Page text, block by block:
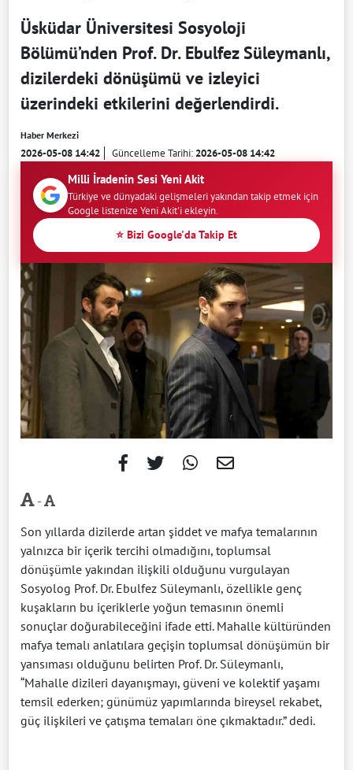
Üsküdar Üniversitesi Sosyoloji
Bölümü’nden Prof. Dr. Ebulfez Süleymanlı,
dizilerdeki dönüşümü ve izleyici
üzerindeki etkilerini değerlendirdi.
Haber Merkezi
2026-05-08 14:42 Güncelleme Tarihi:2026-05-08 14:42
Milli İradenin Sesi Yeni Akit
Türkiye ve dünyadaki gelişmeleri yakından takip etmek için
Google listenize Yeni Akit'i ekleyin.
⭐ Bizi Google'da Takip Et
-
Son yıllarda dizilerde artan şiddet ve mafya temalarının
yalnızca bir içerik tercihi olmadığını, toplumsal
dönüşümle yakından ilişkili olduğunu vurgulayan
Sosyolog Prof. Dr. Ebulfez Süleymanlı, özellikle genç
kuşakların bu içeriklerle yoğun temasının önemli
sonuçlar doğurabileceğini ifade etti. Mahalle kültüründen
mafya temalı anlatılara geçişin toplumsal dönüşümün bir
yansıması olduğunu belirten Prof. Dr. Süleymanlı,
“Mahalle dizileri dayanışmayı, güveni ve kolektif yaşamı
temsil ederken; günümüz yapımlarında bireysel rekabet,
güç ilişkileri ve çatışma temaları öne çıkmaktadır.” dedi.